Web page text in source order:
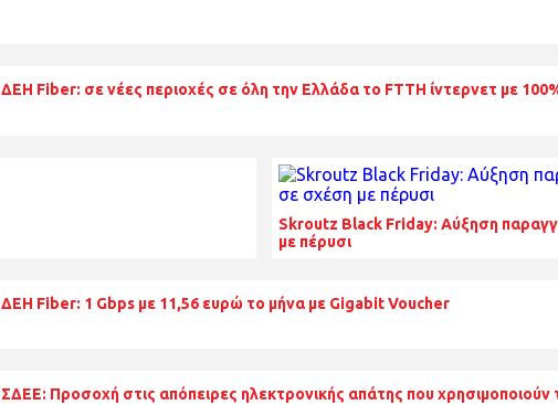
ΔΕΗ Fiber: σε νέες περιοχές σε όλη την Ελλάδα το FTTH ίντερνετ με
Skroutz Black Friday: Αύξηση
με πέρυσι
ΔΕΗ Fiber: 1 Gbps με 11,56 ευρώ το μήνα με Gigabit Voucher
ΣΔΕΕ: Προσοχή στις απόπειρες ηλεκτρονικής απάτης που